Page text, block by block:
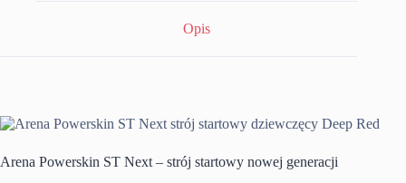
Opis
Arena Powerskin ST Next – strój startowy nowej generacji